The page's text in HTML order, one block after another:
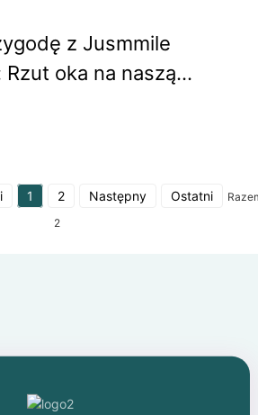
z Jusmmile
oka na naszą
1 2 Następny Ostatni
2